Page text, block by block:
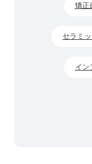
矯正
セラミ
イン